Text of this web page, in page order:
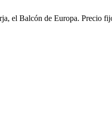
el Balcón de Europa. Precio